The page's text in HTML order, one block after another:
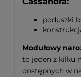
poduszki
Modułowy
to jeden z kilku
dostępnych w